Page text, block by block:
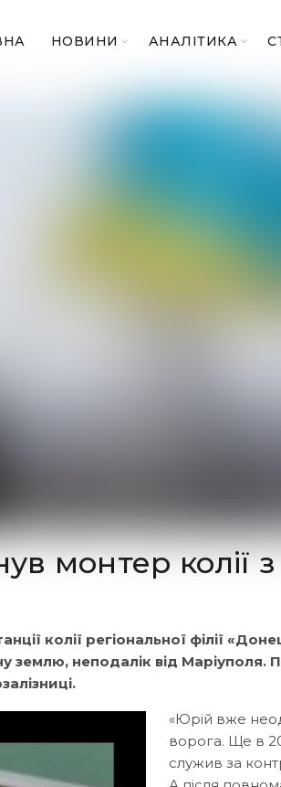
НОВИНИ АНАЛІТИКА
монтер колії
колії регіональної філії
землю, неподалік від Маріуполя.
«Юрій вже
ворога. Ще в
служив за